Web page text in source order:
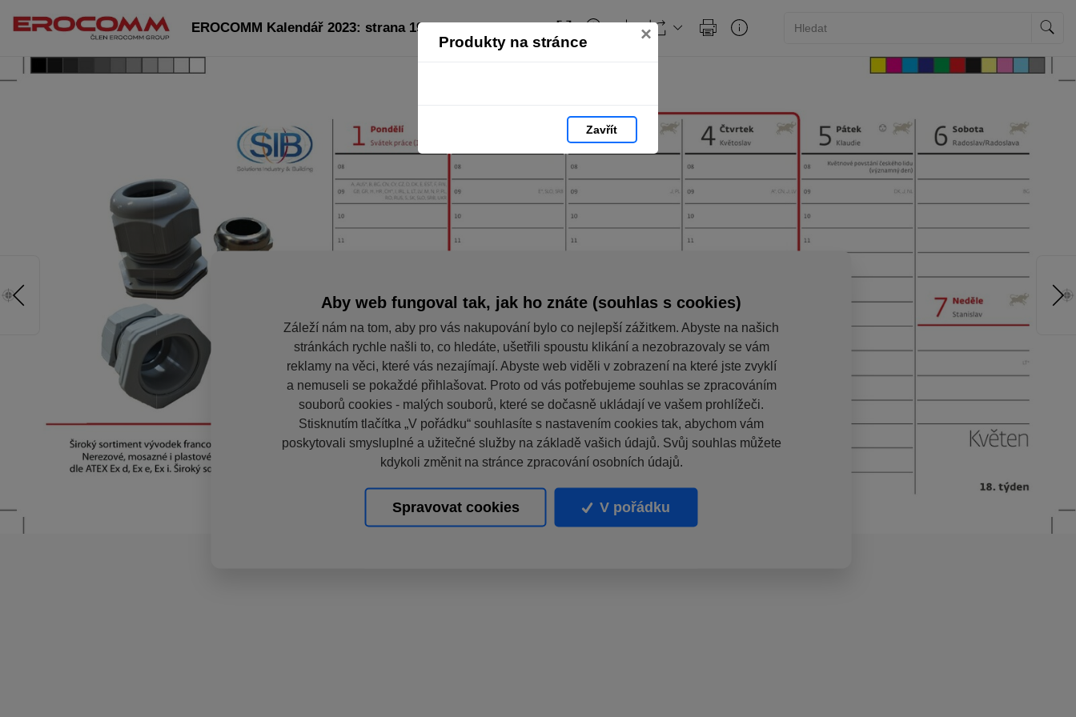
Produkty na stránce ×
Zavřít
EROCOMM Kalendář 2023: strana 19
Aby web fungoval tak, jak ho znáte (souhlas s cookies)
Záleží nám na tom, aby pro vás nakupování bylo co nejlepší zážitkem. Abyste na našich
stránkách rychle našli to, co hledáte, ušetřili spoustu klikání a nezobrazovaly se vám
reklamy na věci, které vás nezajímají. Abyste web viděli v zobrazení na které jste zvyklí
a nemuseli se pokaždé přihlašovat. Proto od vás potřebujeme souhlas se zpracováním
souborů cookies - malých souborů, které se dočasně ukládají ve vašem prohlížeči.
Stisknutím tlačítka „V pořádku“ souhlasíte s nastavením cookies tak, abychom vám
poskytovali smysluplné a užitečné služby na základě vašich údajů. Svůj souhlas můžete
kdykoli změnit na stránce zpracování osobních údajů.
Spravovat cookies V pořádku